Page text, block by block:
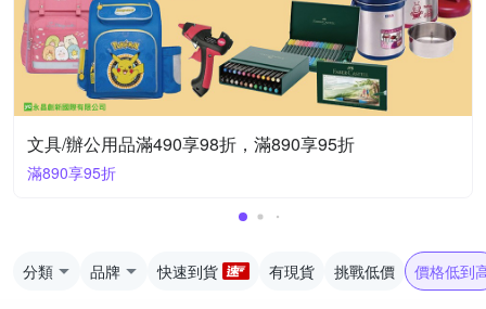
文具/辦公用品滿490享98折，滿890享95折
滿890享95折
分類 品牌 快速到貨 有現貨 挑戰低價 價格低到